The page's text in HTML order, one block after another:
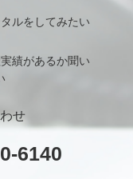
ルをしてみたい
績があるか聞い
せ
6140